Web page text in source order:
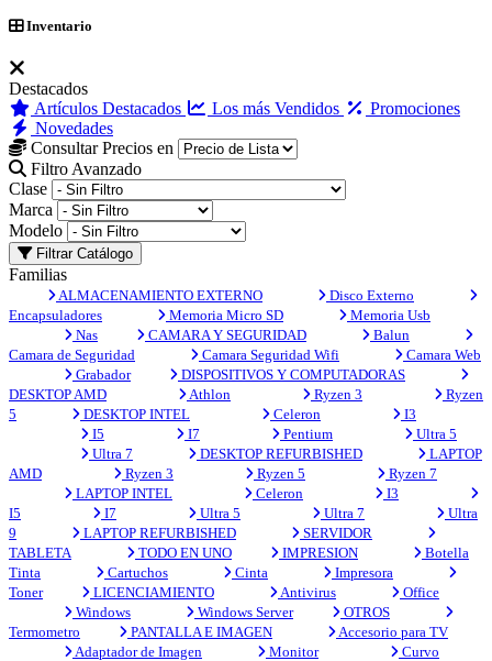
Inventario
Destacados
Artículos Destacados
Los más Vendidos
Promociones
Novedades
Consultar Precios en
Filtro Avanzado
Clase
Marca
Modelo
Filtrar Catálogo
Familias
ALMACENAMIENTO EXTERNO
Disco Externo
Encapsuladores
Memoria Micro SD
Memoria Usb
Nas
CAMARA Y SEGURIDAD
Balun
Camara de Seguridad
Camara Seguridad Wifi
Camara Web
Grabador
DISPOSITIVOS Y COMPUTADORAS
DESKTOP AMD
Athlon Ryzen 3
Ryzen
5
DESKTOP INTEL Celeron
I3
I5
I7 Pentium
Ultra 5
Ultra 7
DESKTOP REFURBISHED
LAPTOP
AMD
Ryzen 3 Ryzen 5
Ryzen 7
LAPTOP INTEL
Celeron
I3
I5
I7 Ultra 5 Ultra 7
Ultra
9
LAPTOP REFURBISHED
SERVIDOR
TABLETA
TODO EN UNO IMPRESION
Botella
Tinta
Cartuchos Cinta
Impresora
Toner
LICENCIAMIENTO Antivirus
Office
Windows
Windows Server
OTROS
Termometro
PANTALLA E IMAGEN
Accesorio para TV
Adaptador de Imagen
Monitor
Curvo